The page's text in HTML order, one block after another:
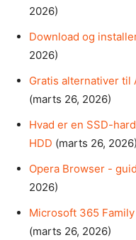
2026)
Download og
2026)
Gratis alternativer til
(marts 26, 2026)
Hvad er en SSD-
HDD (marts 26, 2026)
Opera Browser -
2026)
Microsoft 365
(marts 26, 2026)